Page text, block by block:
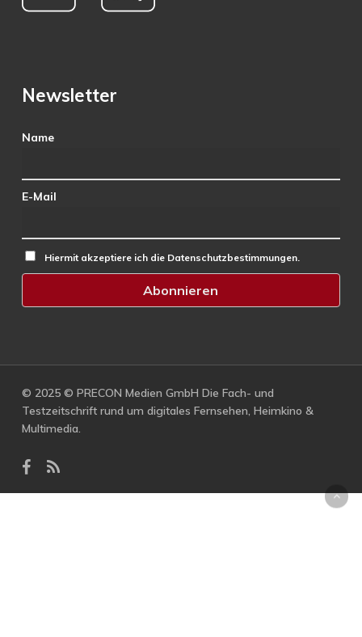
Newsletter
Name
E-Mail
Hiermit akzeptiere ich die Datenschutzbestimmungen.
© 2025 © PRECON Medien GmbH Die Fach- und
Testzeitschrift rund um digitales Fernsehen, Heimkino &
Multimedia.
facebook
RSS